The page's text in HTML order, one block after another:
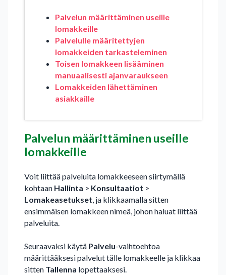
Palvelun määrittäminen useille
lomakkeille
Palvelulle määritettyjen
lomakkeiden tarkasteleminen
Toisen lomakkeen lisääminen
manuaalisesti ajanvaraukseen
Lomakkeiden lähettäminen
asiakkaille
Palvelun määrittäminen useille
lomakkeille
Voit liittää palveluita lomakkeeseen siirtymällä
kohtaan Hallinta > Konsultaatiot >
Lomakeasetukset, ja klikkaamalla sitten
ensimmäisen lomakkeen nimeä, johon haluat liittää
palveluita.
Seuraavaksi käytä Palvelu-vaihtoehtoa
määrittääksesi palvelut tälle lomakkeelle ja klikkaa
sitten Tallenna lopettaaksesi.